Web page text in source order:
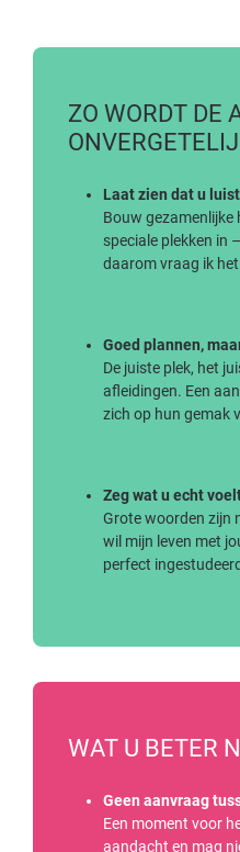
ZO WORDT DE
Laat zien dat u
Bouw gezamenlijke
speciale plekken in
daarom vraag ik het
Goed plannen,
De juiste plek, het
afleidingen. Een
zich op hun gemak
Zeg wat u echt
Grote woorden zijn
wil mijn leven met
perfect
WAT U BETER
Geen aanvraag
Een moment voor
aandacht en mag